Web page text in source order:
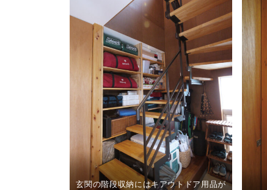
玄関の階段収納にはキアウトドア用品が